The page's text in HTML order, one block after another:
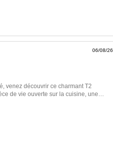
venez découvrir ce charmant T2
de vie ouverte sur la cuisine, une
risques auxquels ce bien […] Voir
06/08/26